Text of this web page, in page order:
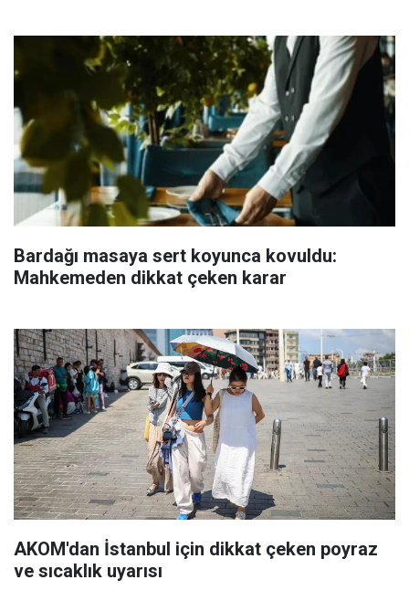
Bardağı masaya sert koyunca kovuldu:
Mahkemeden dikkat çeken karar
AKOM'dan İstanbul için dikkat çeken poyraz
ve sıcaklık uyarısı